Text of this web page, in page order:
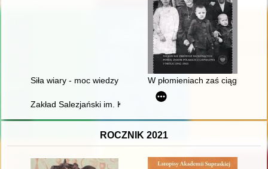
Siła wiary - moc wiedzy : amulety i numizmaty w historii
W płomieniach zaś ciągle
Zakład Salezjański im. Księdza Bosko w Oświęcimiu : kronika.
ROCZNIK 2021